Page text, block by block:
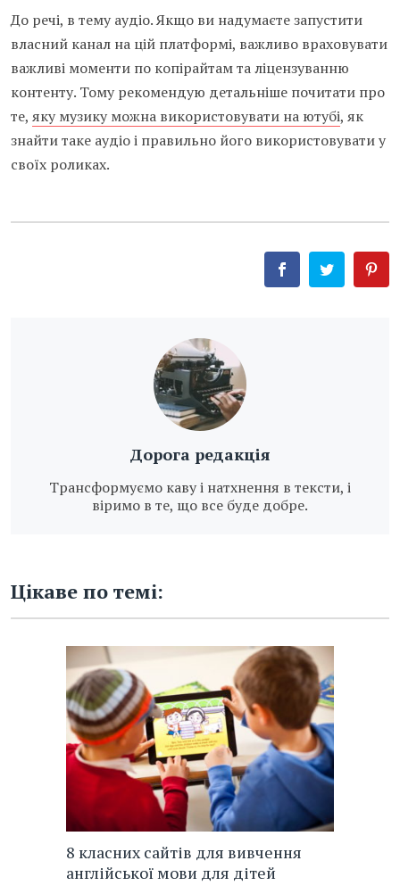
До речі, в тему аудіо. Якщо ви надумаєте запустити
власний канал на цій платформі, важливо враховувати
важливі моменти по копірайтам та ліцензуванню
контенту. Тому рекомендую детальніше почитати про
те, яку музику можна використовувати на ютубі, як
знайти таке аудіо і правильно його використовувати у
своїх роликах.
Дорога редакція
Трансформуємо каву і натхнення в тексти, і
віримо в те, що все буде добре.
Цікаве по темі:
8 класних сайтів для вивчення
англійської мови для дітей